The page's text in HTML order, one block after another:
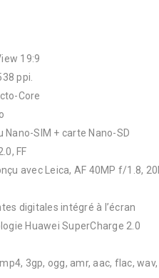
19:9
ppi.
Core
Nano-SIM + carte Nano-SD
FF
avec Leica, AF 40MP f/1.8,
digitales intégré à l’écran
Huawei SuperCharge 2.0
3gp, ogg, amr, aac, flac,